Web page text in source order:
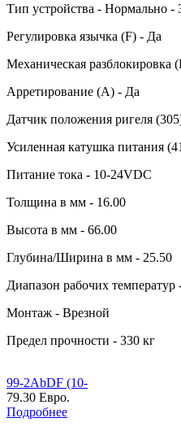
Тип устройства - Нормально -
Регулировка язычка (F) - Да
Механическая разблокировка
Арретирование (A) - Да
Датчик положения ригеля
Усиленная катушка питания
Питание тока - 10-24VDC
Толщина в мм - 16.00
Высота в мм - 66.00
Глубина/Ширина в мм - 25.50
Диапазон рабочих температур
Монтаж - Врезной
Предел прочности - 330 кг
99-2AbDF (10-
79.30 Евро.
Подробнее